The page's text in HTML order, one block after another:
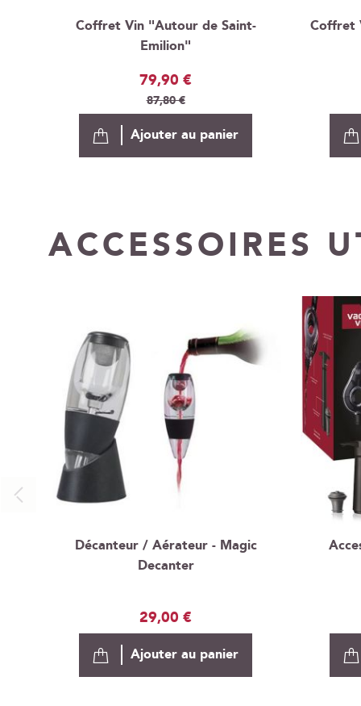
Coffret Vin "Autour de Saint-
Emilion"
Prix
Spécial
79,90 €
87,80 €
Ajouter au panier
Coffret
ACCESSOIRES
Décanteur / Aérateur - Magic
Decanter
29,00 €
Ajouter au panier